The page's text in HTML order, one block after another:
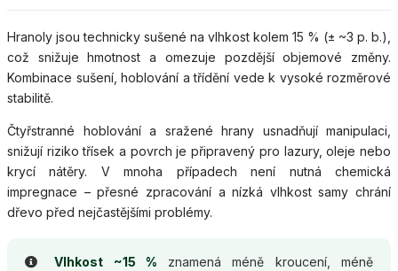
Hranoly jsou technicky sušené na vlhkost kolem 15 % (± ~3 p. b.),
což snižuje hmotnost a omezuje pozdější objemové změny.
Kombinace sušení, hoblování a třídění vede k vysoké rozměrové
stabilitě.
Čtyřstranné hoblování a sražené hrany usnadňují manipulaci,
snižují riziko třísek a povrch je připravený pro lazury, oleje nebo
krycí nátěry. V mnoha případech není nutná chemická
impregnace – přesné zpracování a nízká vlhkost samy chrání
dřevo před nejčastějšími problémy.
Vlhkost ~15 % znamená méně kroucení, méně